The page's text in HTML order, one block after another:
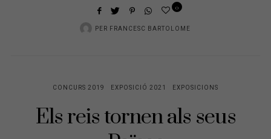
PER FRANCESC BARTOLOME
0
CONCURS 2019 EXPOSICIÓ 2021 EXPOSICIONS
Els reis tornen als seus